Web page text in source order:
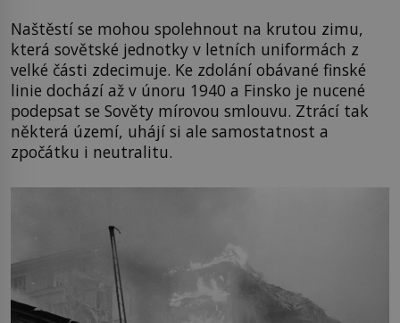
Naštěstí se mohou spolehnout na krutou zimu,
která sovětské jednotky v letních uniformách z
velké části zdecimuje. Ke zdolání obávané finské
linie dochází až v únoru 1940 a Finsko je nucené
podepsat se Sověty mírovou smlouvu. Ztrácí tak
některá území, uhájí si ale samostatnost a
zpočátku i neutralitu.